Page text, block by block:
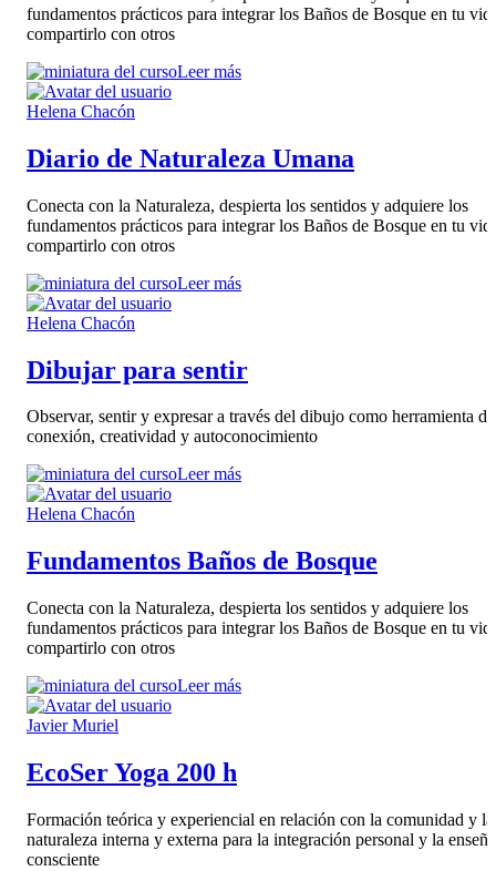
fundamentos prácticos para integrar los Baños de Bosque en tu
compartirlo con otros
Leer más
Helena Chacón
Diario de Naturaleza Umana
Conecta con la Naturaleza, despierta los sentidos y adquiere los
fundamentos prácticos para integrar los Baños de Bosque en tu
compartirlo con otros
Leer más
Helena Chacón
Dibujar para sentir
Observar, sentir y expresar a través del dibujo como herramienta de
conexión, creatividad y autoconocimiento
Leer más
Helena Chacón
Fundamentos Baños de Bosque
Conecta con la Naturaleza, despierta los sentidos y adquiere los
fundamentos prácticos para integrar los Baños de Bosque en tu
compartirlo con otros
Leer más
Javier Muriel
EcoSer Yoga 200 h
Formación teórica y experiencial en relación con la comunidad y la
naturaleza interna y externa para la integración personal y la
consciente